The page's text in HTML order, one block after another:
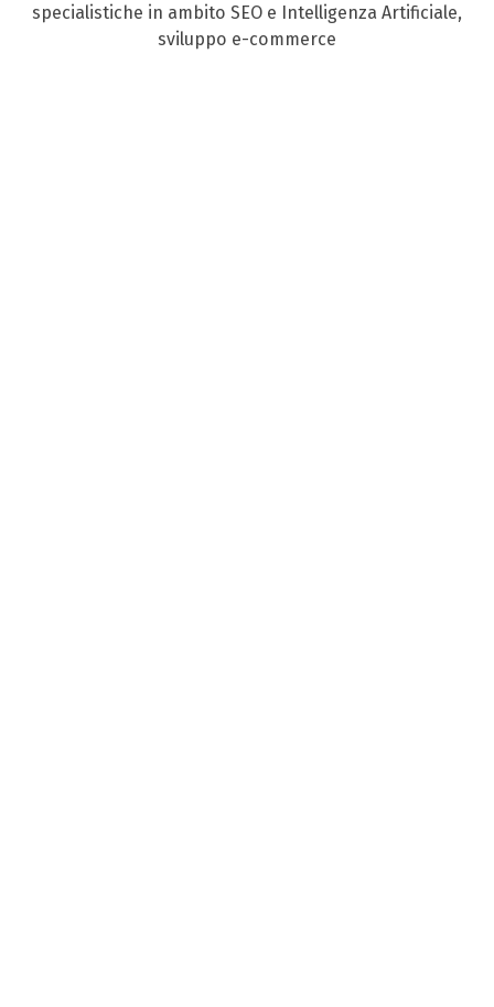
specialistiche in ambito SEO e Intelligenza Artificiale,
sviluppo e-commerce